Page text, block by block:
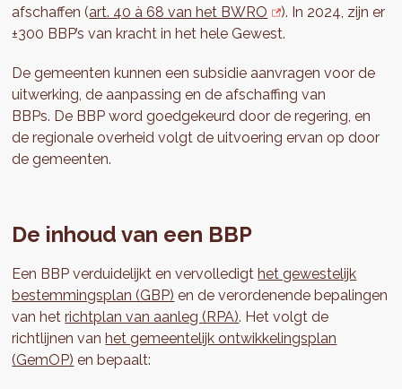
afschaffen (art. 40 à 68 van het BWRO
). In 2024, zijn er
±300 BBP’s van kracht in het hele Gewest.
De gemeenten kunnen een subsidie aanvragen voor de
uitwerking, de aanpassing en de afschaffing van
BBPs. De BBP word goedgekeurd door de regering, en
de regionale overheid volgt de uitvoering ervan op door
de gemeenten.
De inhoud van een BBP
Een BBP verduidelijkt en vervolledigthet gewestelijk
bestemmingsplan (GBP) en de verordenende bepalingen
van hetrichtplan van aanleg (RPA). Het volgt de
richtlijnen vanhet gemeentelijk ontwikkelingsplan
(GemOP) en bepaalt: